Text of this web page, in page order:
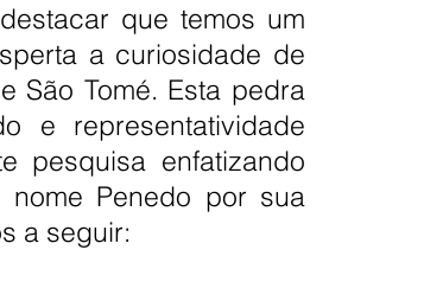
que temos um
a curiosidade de
São Tomé. Esta pedra
e representatividade
pesquisa enfatizando
Penedo por sua
a seguir: